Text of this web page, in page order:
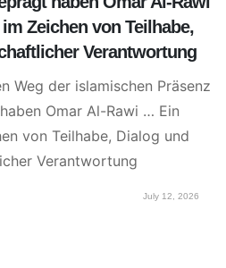
Zeichen von Teilhabe,
Verantwortung
Weg der islamischen Präsenz
Omar Al-Rawi … Ein
von Teilhabe, Dialog und
Verantwortung
July 12, 2026